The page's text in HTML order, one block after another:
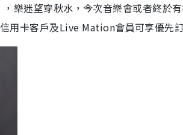
樂迷望穿秋水，今次音樂會或者終於
用卡客戶及Live Mation會員可享優先